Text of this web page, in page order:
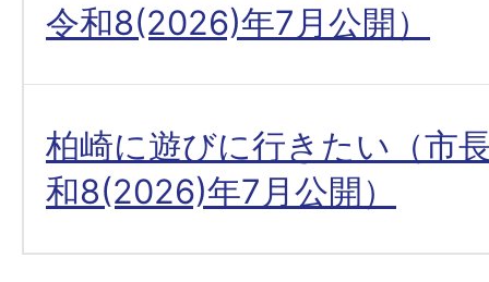
令和8(2026)年7月公開）
柏崎に遊びに行きたい（市
和8(2026)年7月公開）